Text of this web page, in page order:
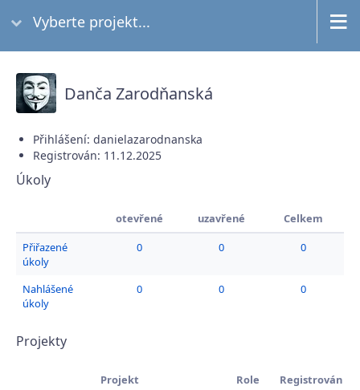
Vyberte projekt...
Danča Zarodňanská
Přihlášení: danielazarodnanska
Registrován: 11.12.2025
Úkoly
otevřené uzavřené
Celkem
Přiřazené
úkoly
0 0 0
Nahlášené
úkoly
0 0 0
Projekty
Projekt Role
Registrován